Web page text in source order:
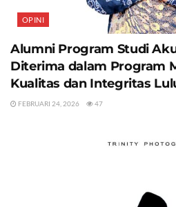
OPINI
Alumni Program Studi
Diterima dalam Program
Kualitas dan Integritas
FEBRUARI 24, 2026 47